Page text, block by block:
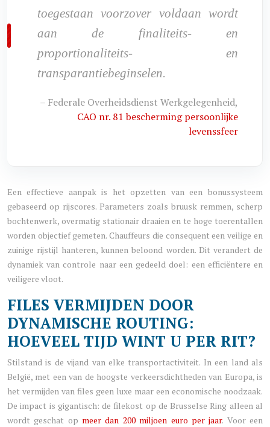
toegestaan voorzover voldaan wordt
aan de finaliteits- en
proportionaliteits- en
transparantiebeginselen.
– Federale Overheidsdienst Werkgelegenheid,
CAO nr. 81 bescherming persoonlijke
levenssfeer
Een effectieve aanpak is het opzetten van een bonussysteem
gebaseerd op rijscores. Parameters zoals bruusk remmen, scherp
bochtenwerk, overmatig stationair draaien en te hoge toerentallen
worden objectief gemeten. Chauffeurs die consequent een veilige en
zuinige rijstijl hanteren, kunnen beloond worden. Dit verandert de
dynamiek van controle naar een gedeeld doel: een efficiëntere en
veiligere vloot.
FILES VERMIJDEN DOOR
DYNAMISCHE ROUTING:
HOEVEEL TIJD WINT U PER RIT?
Stilstand is de vijand van elke transportactiviteit. In een land als
België, met een van de hoogste verkeersdichtheden van Europa, is
het vermijden van files geen luxe maar een economische noodzaak.
De impact is gigantisch: de filekost op de Brusselse Ring alleen al
wordt geschat op meer dan 200 miljoen euro per jaar. Voor een